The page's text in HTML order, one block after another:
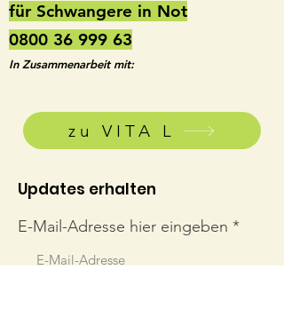
für Schwangere in Not
0800 36 999 63
In Zusammenarbeit mit:
zu VITA L
Updates erhalten
E-Mail-Adresse hier eingeben